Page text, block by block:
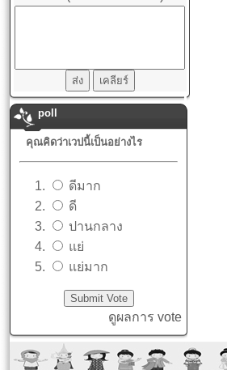
poll
คุณคิดว่าเวปนี้เป็นอย่างไร
ดีมาก
ดี
ปานกลาง
แย่
แย่มาก
ดูผลการ vote